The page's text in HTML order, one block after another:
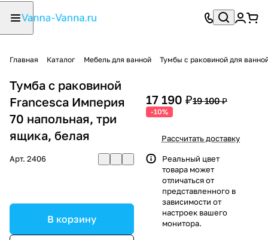
Главная Каталог Мебель для ванной Тумбы с раковиной для
Тумба с раковиной
Francesca Империя
70 напольная, три
ящика, белая
Арт. 2406
В корзину
17 190 ₽19 100 ₽
-10%
Рассчитать доставку
Реальный цвет
товара может
отличаться от
представленного в
зависимости от
настроек вашего
монитора.